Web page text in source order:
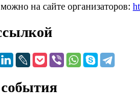
на сайте организаторов: